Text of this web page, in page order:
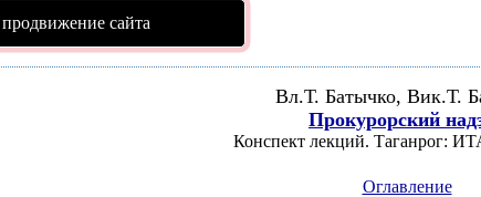
сайта
Вл.Т. Батычко, Вик.Т.
Прокурорский
Конспект лекций. Таганрог:
Оглавление